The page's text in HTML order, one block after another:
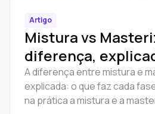
Artigo
Mistura vs
diferença,
A diferença entre mistura e
explicada: o que faz cada
na prática a mistura e a